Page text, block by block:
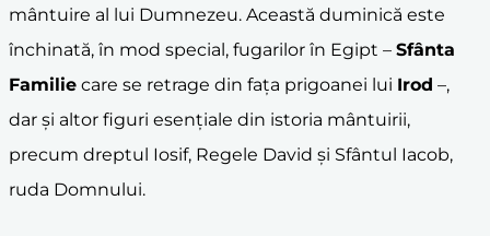
mântuire al lui Dumnezeu. Această duminică este
închinată, în mod special, fugarilor în Egipt – Sfânta
Familie care se retrage din fața prigoanei lui Irod –,
dar și altor figuri esențiale din istoria mântuirii,
precum dreptul Iosif, Regele David și Sfântul Iacob,
ruda Domnului.